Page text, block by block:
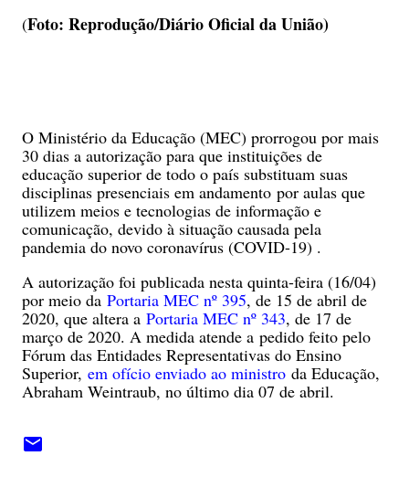
(Foto: Reprodução/Diário Oficial da União)
O Ministério da Educação (MEC) prorrogou por mais
30 dias a autorização para que instituições de
educação superior de todo o país substituam suas
disciplinas presenciais em andamento por aulas que
utilizem meios e tecnologias de informação e
comunicação, devido à situação causada pela
pandemia do novo coronavírus (COVID-19) .
A autorização foi publicada nesta quinta-feira (16/04)
por meio da Portaria MEC nº 395, de 15 de abril de
2020, que altera a Portaria MEC nº 343, de 17 de
março de 2020. A medida atende a pedido feito pelo
Fórum das Entidades Representativas do Ensino
Superior, em ofício enviado ao ministro da Educação,
Abraham Weintraub, no último dia 07 de abril.